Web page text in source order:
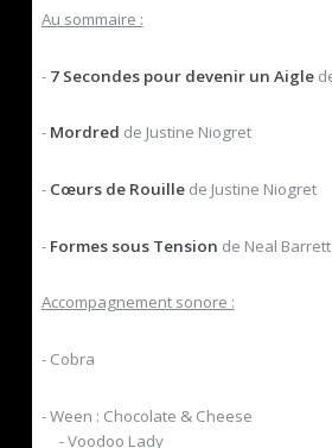
Au sommaire :
- 7 Secondes pour devenir un Aigle
- Mordred de Justine Niogret
- Cœurs de Rouillede Justine Niogret
- Formes sous Tension de Neal Barrett
Accompagnement sonore :
- Cobra
- Ween : Chocolate & Cheese
- Voodoo Lady